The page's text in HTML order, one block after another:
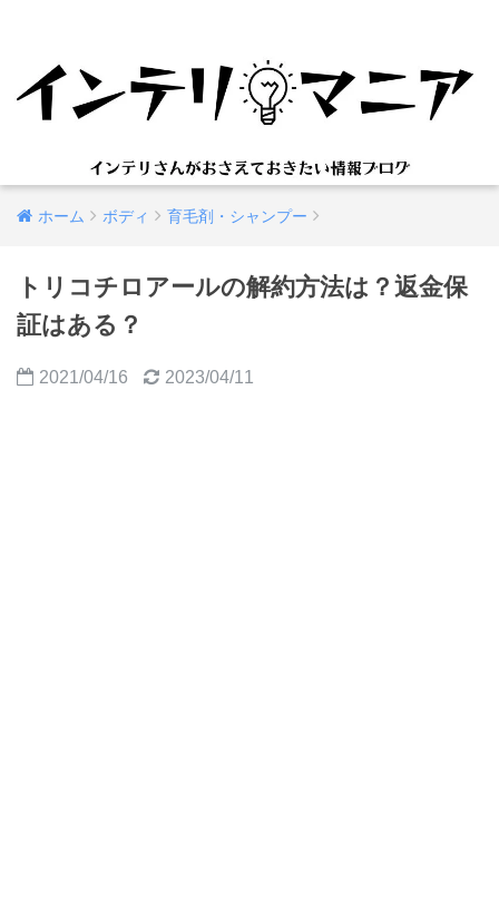
ホーム ボディ 育毛剤・シャンプー
トリコチロアールの解約方法は？返金保
証はある？
2021/04/16 2023/04/11